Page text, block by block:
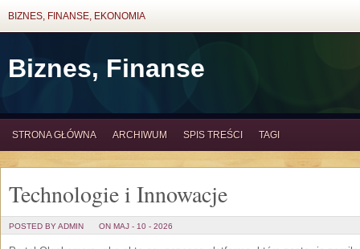
BIZNES, FINANSE, EKONOMIA
Biznes, Finanse
STRONA GŁÓWNA ARCHIWUM SPIS TREŚCI TAGI
Technologie i Innowacje
POSTED BY ADMIN ON MAJ - 10 - 2026